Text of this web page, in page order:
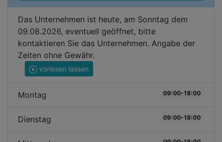
Das Unternehmen ist heute, am Sonntag dem
09.08.2026, eventuell geöffnet, bitte
kontaktieren Sie das Unternehmen. Angabe der
Zeiten ohne Gewähr.
vorlesen lassen
Montag 09:00-18:00
Dienstag 09:00-18:00